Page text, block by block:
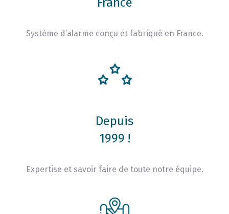
Système d’alarme conçu et fabriqué en France.
Depuis
1999 !
Expertise et savoir faire de toute notre équipe.